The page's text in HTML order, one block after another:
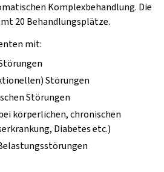
Komplexbehandlung. Die
20 Behandlungsplätze.
mit:
Störungen
Störungen
körperlichen, chronischen
Diabetes etc.)